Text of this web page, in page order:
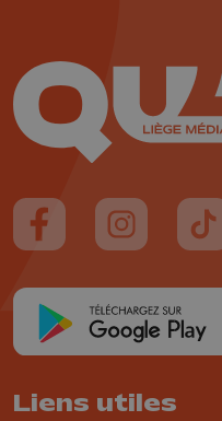
Suivez-nous surSuivez-nous
Liens utiles